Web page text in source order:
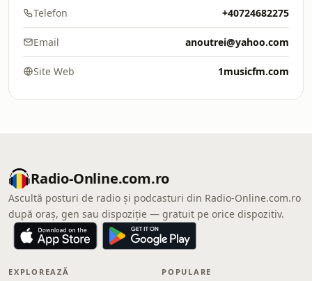
Telefon +40724682275
Email anoutrei@yahoo.com
Site Web 1musicfm.com
Radio-Online.com.ro
Ascultă posturi de radio și podcasturi din Radio-Online.com.ro
după oraș, gen sau dispoziție — gratuit pe orice dispozitiv.
EXPLOREAZĂ POPULARE